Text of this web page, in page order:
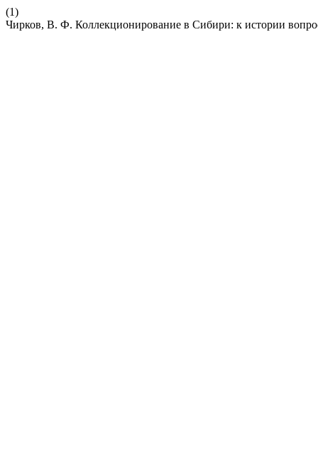
(1)
Чирков, В. Ф. Коллекционирование в Сибири: к истории